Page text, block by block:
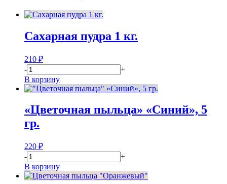
Сахарная пудра 1 кг.
210 ₽
-
+
В корзину
«Цветочная пыльца» «Синий», 5
гр.
220 ₽
-
+
В корзину